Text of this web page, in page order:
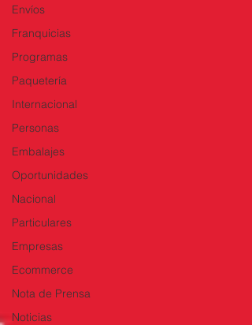
Envíos
Franquicias
Programas
Paquetería
Internacional
Personas
Embalajes
Oportunidades
Nacional
Particulares
Empresas
Ecommerce
Nota de Prensa
Noticias